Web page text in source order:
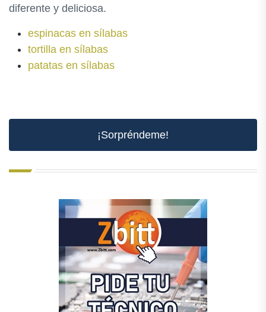
diferente y deliciosa.
espinacas en sílabas
tortilla en sílabas
patatas en sílabas
¡Sorpréndeme!